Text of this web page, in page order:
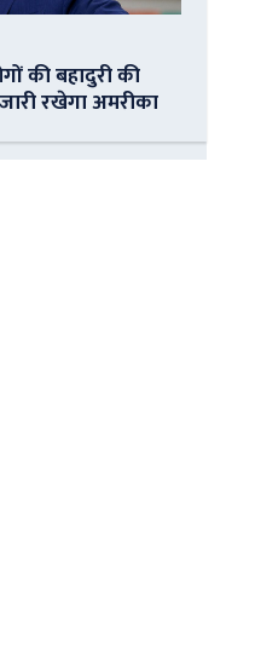
की बहादुरी की
रखेगा अमरीका